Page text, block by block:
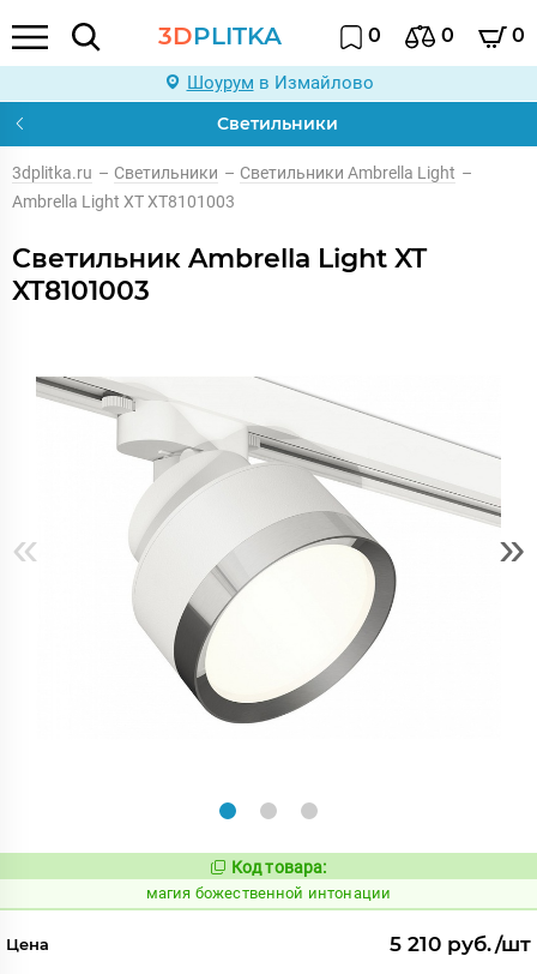
3DPLITKA 0 0 0
Шоурум в Измайлово
Светильники
3dplitka.ru – Светильники – Светильники Ambrella Light –
Ambrella Light XT XT8101003
Светильник Ambrella Light XT
XT8101003
« »
Код:
907033
Код товара:
магия божественной интонации
Цена 5 210 руб./шт